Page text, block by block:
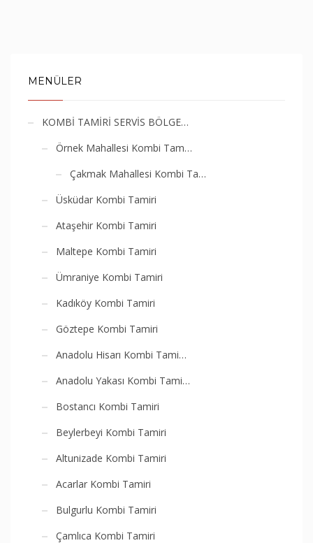
MENÜLER
KOMBİ TAMİRİ SERVİS BÖLGE…
Örnek Mahallesi Kombi Tam…
Çakmak Mahallesi Kombi Ta…
Üsküdar Kombi Tamiri
Ataşehir Kombi Tamiri
Maltepe Kombi Tamiri
Ümraniye Kombi Tamiri
Kadıköy Kombi Tamiri
Göztepe Kombi Tamiri
Anadolu Hisarı Kombi Tami…
Anadolu Yakası Kombi Tami…
Bostancı Kombi Tamiri
Beylerbeyi Kombi Tamiri
Altunizade Kombi Tamiri
Acarlar Kombi Tamiri
Bulgurlu Kombi Tamiri
Çamlıca Kombi Tamiri